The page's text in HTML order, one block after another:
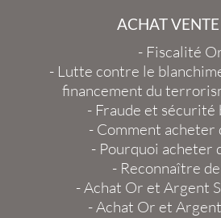
ACHAT
- Fiscalité
- Lutte contre le
financement du
- Fraude et sécurité
- Comment acheter
- Pourquoi acheter
- Reconnaître
-Achat Or et Argent
-Achat Or et